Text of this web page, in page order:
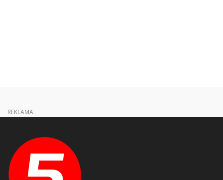
REKLAMA